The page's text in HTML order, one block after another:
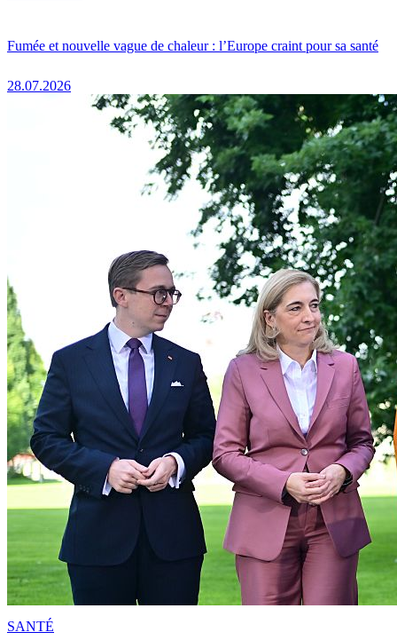
Fumée et nouvelle vague de chaleur : l’Europe craint pour sa santé
28.07.2026
SANTÉ